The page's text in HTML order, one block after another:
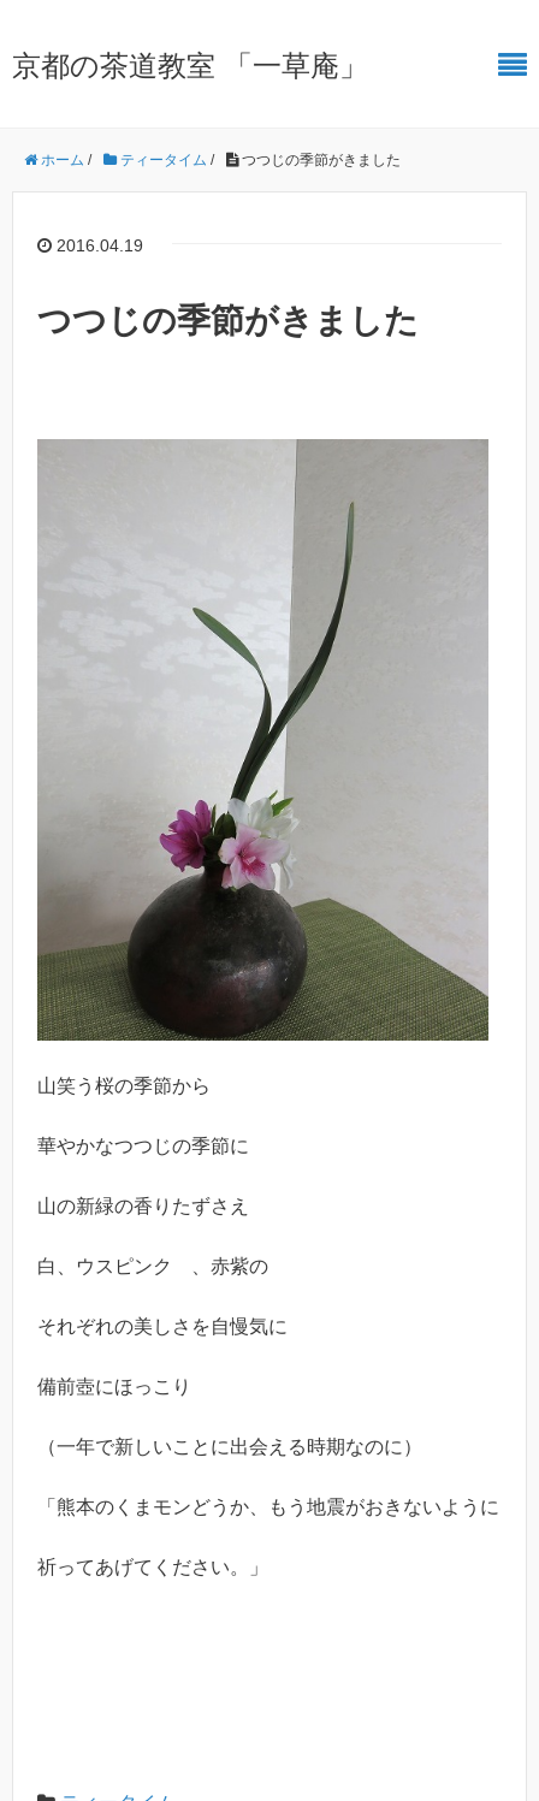
京都の茶道教室 「一草庵」
ホーム / ティータイム / つつじの季節がきました
2016.04.19
つつじの季節がきました
山笑う桜の季節から
華やかなつつじの季節に
山の新緑の香りたずさえ
白、ウスピンク 、赤紫の
それぞれの美しさを自慢気に
備前壺にほっこり
（一年で新しいことに出会える時期なのに）
「熊本のくまモンどうか、もう地震がおきないように
祈ってあげてください。」